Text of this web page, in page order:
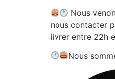
Nous
nous contacter
livrer entre 22h
Nous